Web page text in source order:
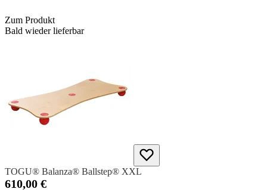
Zum Produkt
Bald wieder lieferbar
TOGU® Balanza® Ballstep® XXL
610,00 €